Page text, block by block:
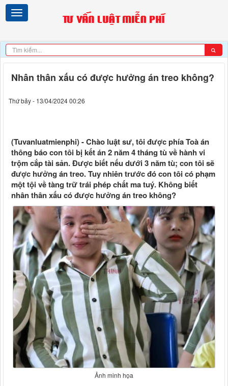
Nhân thân xấu có được hưởng án treo không?
Thứ bảy - 13/04/2024 00:26
(Tuvanluatmienphi) - Chào luật sư, tôi được phía Toà án
thông báo con tôi bị kết án 2 năm 4 tháng tù về hành vi
trộm cắp tài sản. Được biết nếu dưới 3 năm tù; con tôi sẽ
được hưởng án treo. Tuy nhiên trước đó con tôi có phạm
một tội về tàng trữ trái phép chất ma tuý. Không biết
nhân thân xấu có được hưởng án treo không?
Ảnh minh họa